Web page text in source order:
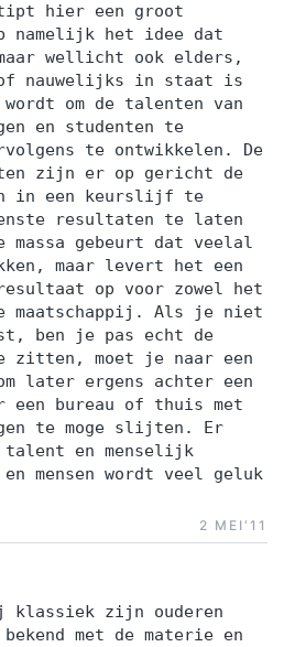
hier een groot
namelijk het idee dat
wellicht ook elders,
nauwelijks in staat is
om de talenten van
en studenten te
te ontwikkelen. De
zijn er op gericht de
in een keurslijf te
resultaten te laten
gebeurt dat veelal
maar levert het een
op voor zowel het
maatschappij. Als je niet
ben je pas echt de
moet je naar een
later ergens achter een
een bureau of thuis met
te moge slijten. Er
talent en menselijk
mensen wordt veel geluk
2 MEI‘11
klassiek zijn ouderen
met de materie en